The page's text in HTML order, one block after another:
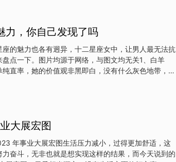
哦！这是很重要的一次新月，拉上朋友、伴侣一同制
的三年里我们总是再“等待”：等春暖花开去旅行，结
放假了就去看那些买来却没看过的书，结果假期又有
啦，想到什么就立刻去做吧，现在就是最合适的时
力，你自己发现了吗
的魅力也各有迥异，十二星座女中，让男人最无法抗
点一下。图片均源于网络，与图文均无关1、白羊
直率，她的价值观非黑即白，没有什么灰色地带，哪
不染，不参与任何勾心斗角的事情，很多男性都容易
的生活态度，充满了对未来的憧憬和渴望，这样开朗
，对她们来说，家庭是她们生活的重心，甚至可以全
心目中的理
大展宏图
年事业大展宏图生活压力减小，过得更加舒适，这
奋斗，无非也就是想实现这样的结果，而今天说到的